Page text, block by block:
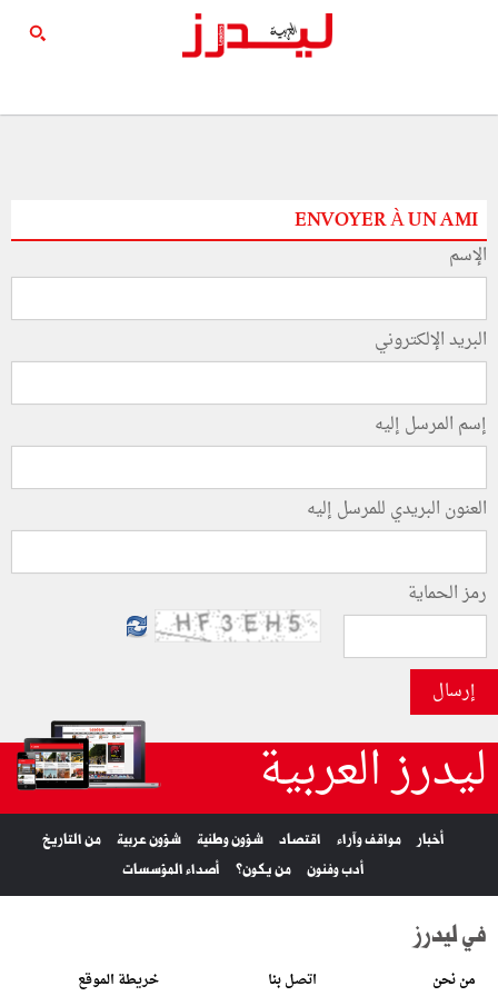
ENVOYER À UN AMI
الإسم
البريد الإلكتروني
إسم المرسل إليه
العنون البريدي للمرسل إليه
رمز الحماية
إرسال
ليدرز العربية
أخبار مواقف وآراء اقتصاد شؤون وطنية شؤون عربية
من التاريخ
أدب وفنون
من يكون؟ أصداء المؤسسات
في ليدرز
من نحن اتصل بنا خريطة الموقع